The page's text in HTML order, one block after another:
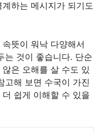
하는 메시지가 되기도
뜻이 워낙 다양해서
는 것이 좋습니다. 단순
은 오해를 살 수도 있
고해 보면 수국이 가진
쉽게 이해할 수 있을